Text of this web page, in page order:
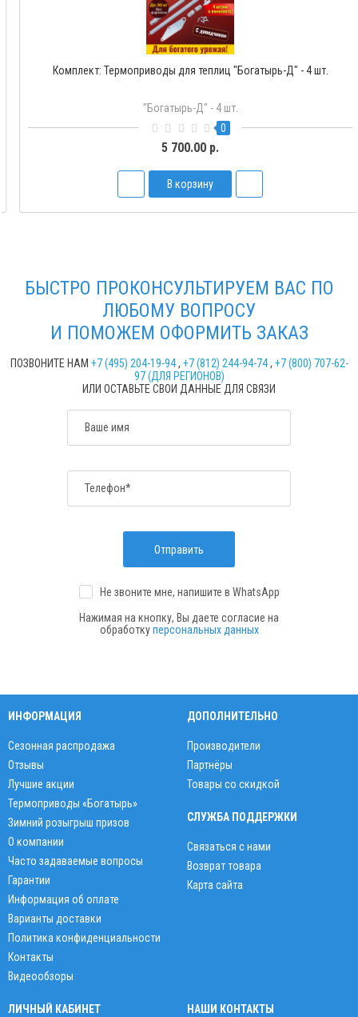
Термопривод для теплиц "Богатырь-1" с одной пружиной
Богатырь-1
1
2 250.00 р.
В корзину
БЫСТРО ПРОКОНСУЛЬТИРУЕМ ВАС ПО
ЛЮБОМУ ВОПРОСУ
И ПОМОЖЕМ ОФОРМИТЬ ЗАКАЗ
ПОЗВОНИТЕ НАМ +7 (495) 204-19-94, +7 (812) 244-94-74, +7 (800) 707-62-
97 (ДЛЯ РЕГИОНОВ)
ИЛИ ОСТАВЬТЕ СВОИ ДАННЫЕ ДЛЯ СВЯЗИ
Ваше имя
Телефон*
Отправить
Не звоните мне, напишите в WhatsApp
Нажимая на кнопку, Вы даете согласие на
обработкуперсональных данных
ИНФОРМАЦИЯ
Сезонная распродажа
Отзывы
Лучшие акции
Термоприводы «Богатырь»
Зимний розыгрыш призов
О компании
Часто задаваемые вопросы
Гарантии
Информация об оплате
Варианты доставки
Политика конфиденциальности
Контакты
Видеообзоры
ДОПОЛНИТЕЛЬНО
Производители
Партнёры
Товары со скидкой
СЛУЖБА ПОДДЕРЖКИ
Связаться с нами
Возврат товара
Карта сайта
ЛИЧНЫЙ КАБИНЕТ НАШИ КОНТАКТЫ